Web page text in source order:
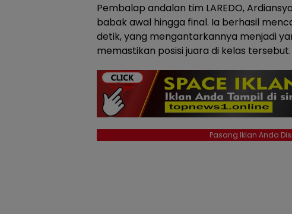
Pembalap andalan tim LAREDO,
babak awal hingga final. Ia berhasil
detik, yang mengantarkannya menjadi
memastikan posisi juara di kelas tersebut.
Pasang Iklan Anda